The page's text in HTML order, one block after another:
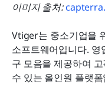
이미지 출처:
Vtiger는 중소기업을
소프트웨어입니다. 영
구 모음을 제공하여
수 있는 올인원 플랫